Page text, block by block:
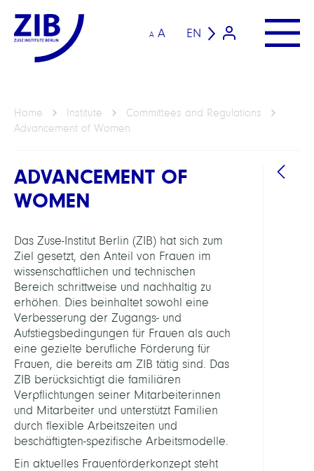
A A EN
Home Institute
Committees and Regulations
Advancement of Women
ADVANCEMENT OF
WOMEN
Das Zuse-Institut Berlin (ZIB) hat sich zum
Ziel gesetzt, den Anteil von Frauen im
wissenschaftlichen und technischen
Bereich schrittweise und nachhaltig zu
erhöhen. Dies beinhaltet sowohl eine
Verbesserung der Zugangs- und
Aufstiegsbedingungen für Frauen als auch
eine gezielte berufliche Förderung für
Frauen, die bereits am ZIB tätig sind. Das
ZIB berücksichtigt die familiären
Verpflichtungen seiner Mitarbeiterinnen
und Mitarbeiter und unterstützt Familien
durch flexible Arbeitszeiten und
beschäftigten-spezifische Arbeitsmodelle.
Ein aktuelles Frauenförderkonzept steht